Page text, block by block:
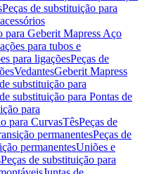
Peças de substituição para
para Geberit Mapress Aço
para tubos e
para ligaçõesPeças de
VedantesGeberit Mapress
substituição para
substituição para Pontas de
para
para CurvasTêsPeças de
permanentesPeças de
permanentesUniões e
Peças de substituição para